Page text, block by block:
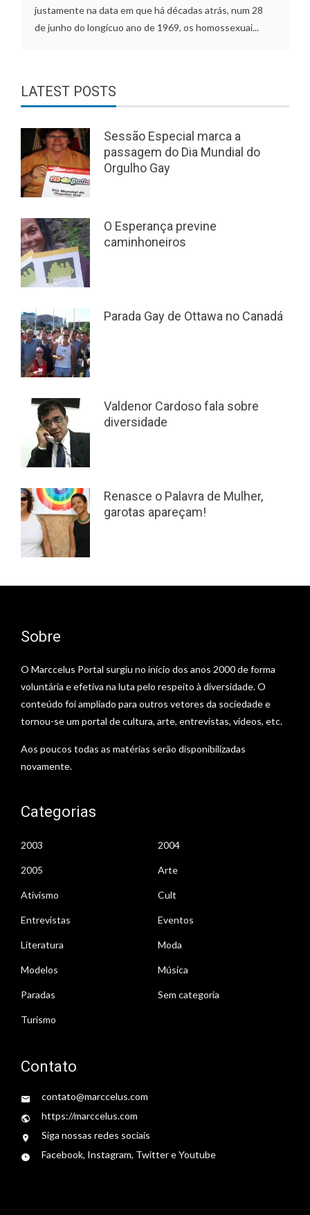
justamente na data em que há décadas atrás, num 28
de junho do longícuo ano de 1969, os homossexuai...
LATEST POSTS
Sessão Especial marca a
passagem do Dia Mundial do
Orgulho Gay
O Esperança previne
caminhoneiros
Parada Gay de Ottawa no Canadá
Valdenor Cardoso fala sobre
diversidade
Renasce o Palavra de Mulher,
garotas apareçam!
Sobre
O Marccelus Portal surgiu no início dos anos 2000 de forma
voluntária e efetiva na luta pelo respeito à diversidade. O
conteúdo foi ampliado para outros vetores da sociedade e
tornou-se um portal de cultura, arte, entrevistas, vídeos, etc.
Aos poucos todas as matérias serão disponibilizadas
novamente.
Categorias
2003 2004
2005 Arte
Ativismo Cult
Entrevistas Eventos
Literatura Moda
Modelos Música
Paradas Sem categoria
Turismo
Contato
contato@marccelus.com
https://marccelus.com
Siga nossas redes sociais
Facebook, Instagram, Twitter e Youtube